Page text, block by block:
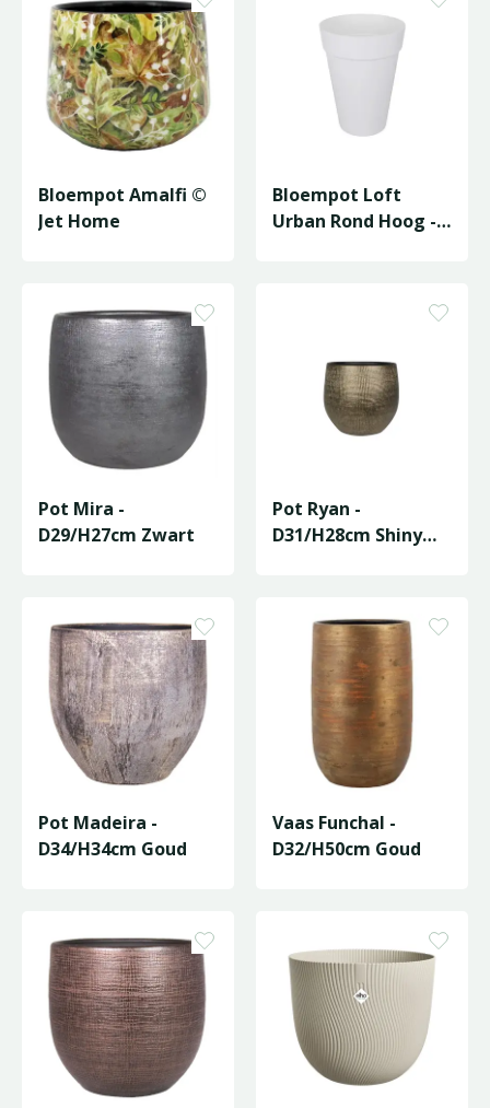
Bloempot Amalfi ©
Jet Home
Bloempot Loft
Urban Rond Hoog -
Pot Mira -
D29/H27cm Zwart
Pot Ryan -
D31/H28cm Shiny
Pot Madeira -
D34/H34cm Goud
Vaas Funchal -
D32/H50cm Goud